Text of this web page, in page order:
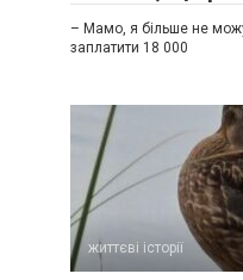
– Мамо, я більше не
заплатити 18 000
життєві історії